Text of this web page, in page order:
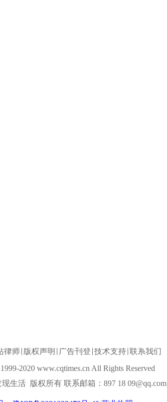
律师 版权声明 广告刊登 技术支持 联系我们
2020 www.cqtimes.cn All Rights Reserved
生活 版权所有 联系邮箱：897 18 09@qq.com